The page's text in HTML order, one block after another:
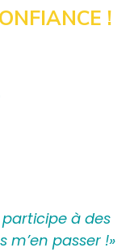
!
à des
m’en passer !»